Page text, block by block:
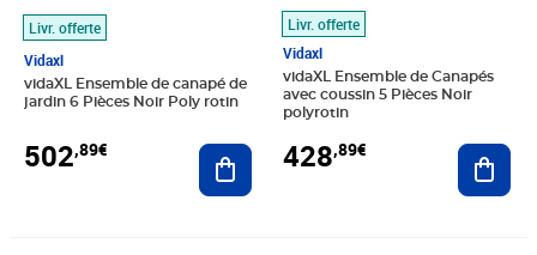
Livr. offerte
Vidaxl
vidaXL Ensemble de canapé de
jardin 6 Pièces Noir Poly rotin
502,89€ Ajouter au panier
Livr. offerte
Vidaxl
vidaXL Ensemble de Canapés
avec coussin 5 Pièces Noir
polyrotin
428,89€